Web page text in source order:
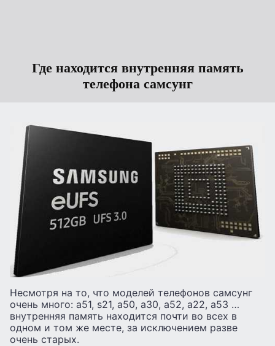
Где находится внутренняя память
телефона самсунг
Несмотря на то, что моделей телефонов самсунг
очень много: а51, s21, а50, а30, а52, а22, а53 …
внутренняя память находится почти во всех в
одном и том же месте, за исключением разве
очень старых.